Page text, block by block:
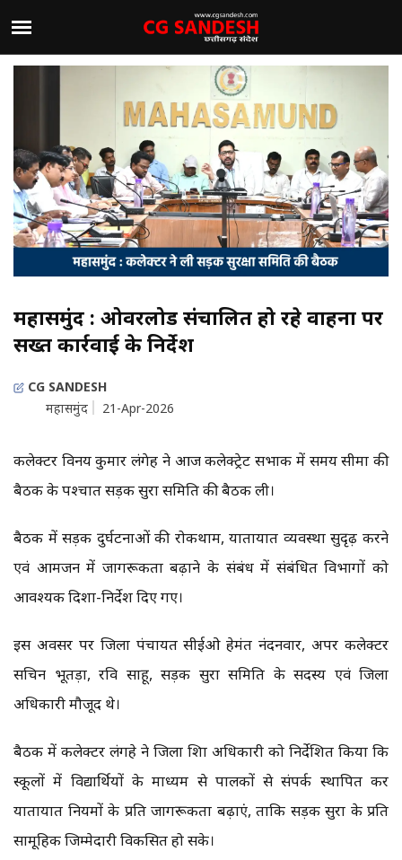
महासमुंद : ओवरलोड संचालित हो रहे वाहनों पर
सख्त कार्रवाई के निर्देश
CG SANDESH
महासमुंद
21-Apr-2026
कलेक्टर विनय कुमार लंगेह ने आज कलेक्ट्रेट सभाकक्ष में समय सीमा की
बैठक के पश्चात सड़क सुरक्षा समिति की बैठक ली।
बैठक में सड़क दुर्घटनाओं की रोकथाम, यातायात व्यवस्था सुदृढ़ करने
एवं आमजन में जागरूकता बढ़ाने के संबंध में संबंधित विभागों को
आवश्यक दिशा-निर्देश दिए गए।
इस अवसर पर जिला पंचायत सीईओ हेमंत नंदनवार, अपर कलेक्टर
सचिन भूतड़ा, रवि साहू, सड़क सुरक्षा समिति के सदस्य एवं जिला
अधिकारी मौजूद थे।
बैठक में कलेक्टर लंगहे ने जिला शिक्षा अधिकारी को निर्देशित किया कि
स्कूलों में विद्यार्थियों के माध्यम से पालकों से संपर्क स्थापित कर
यातायात नियमों के प्रति जागरूकता बढ़ाएं, ताकि सड़क सुरक्षा के प्रति
सामूहिक जिम्मेदारी विकसित हो सके।